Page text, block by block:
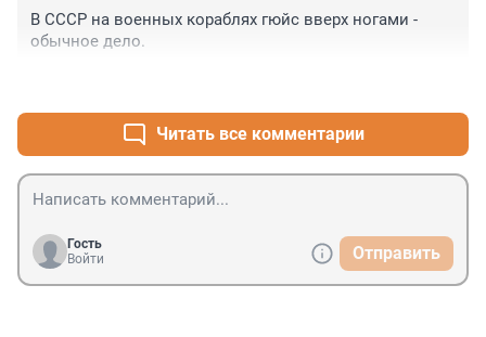
В СССР на военных кораблях гюйс вверх ногами -
обычное дело.
Читать все комментарии
Гость
Войти
Отправить